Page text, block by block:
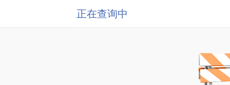
正在查询中